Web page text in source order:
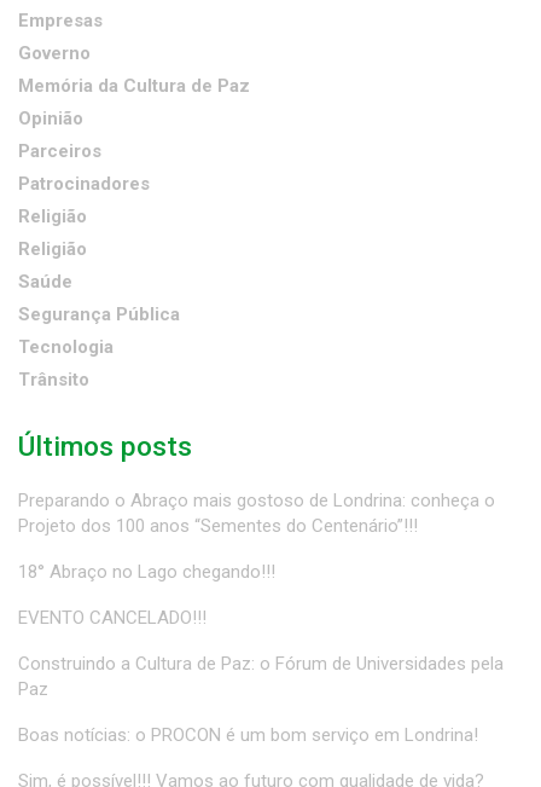
Empresas
Governo
Memória da Cultura de Paz
Opinião
Parceiros
Patrocinadores
Religião
Religião
Saúde
Segurança Pública
Tecnologia
Trânsito
Últimos posts
Preparando o Abraço mais gostoso de Londrina: conheça o
Projeto dos 100 anos “Sementes do Centenário”!!!
18° Abraço no Lago chegando!!!
EVENTO CANCELADO!!!
Construindo a Cultura de Paz: o Fórum de Universidades pela
Paz
Boas notícias: o PROCON é um bom serviço em Londrina!
Sim, é possível!!! Vamos ao futuro com qualidade de vida?